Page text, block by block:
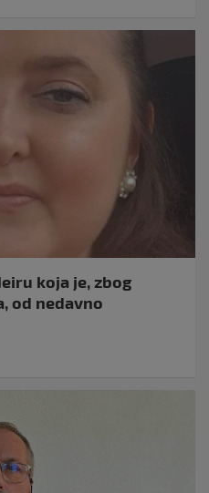
koja je, zbog
od nedavno